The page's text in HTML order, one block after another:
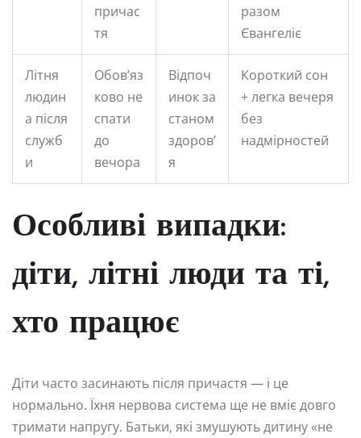
причас
тя
разом
Євангеліє
Літня
людин
а після
служб
и
Обов’яз
ково не
спати
до
вечора
Відпоч
инок за
станом
здоров’
я
Короткий сон
+ легка вечеря
без
надмірностей
Особливі випадки:
діти, літні люди та ті,
хто працює
Діти часто засинають після причастя — і це
нормально. Їхня нервова система ще не вміє довго
тримати напругу. Батьки, які змушують дитину «не